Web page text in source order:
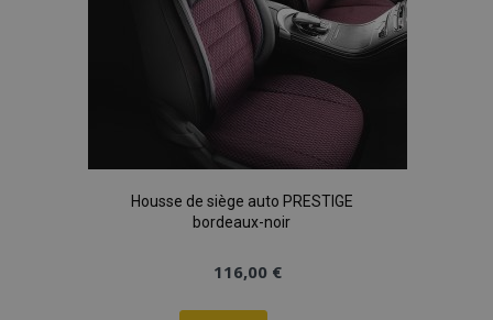
Housse de siège auto PRESTIGE
bordeaux-noir
116,00 €